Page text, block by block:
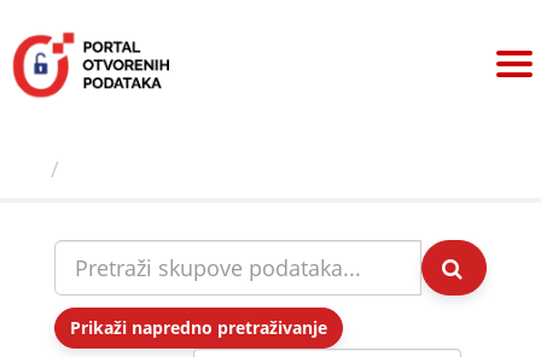
sadržaj
Prikaži napredno pretraživanje